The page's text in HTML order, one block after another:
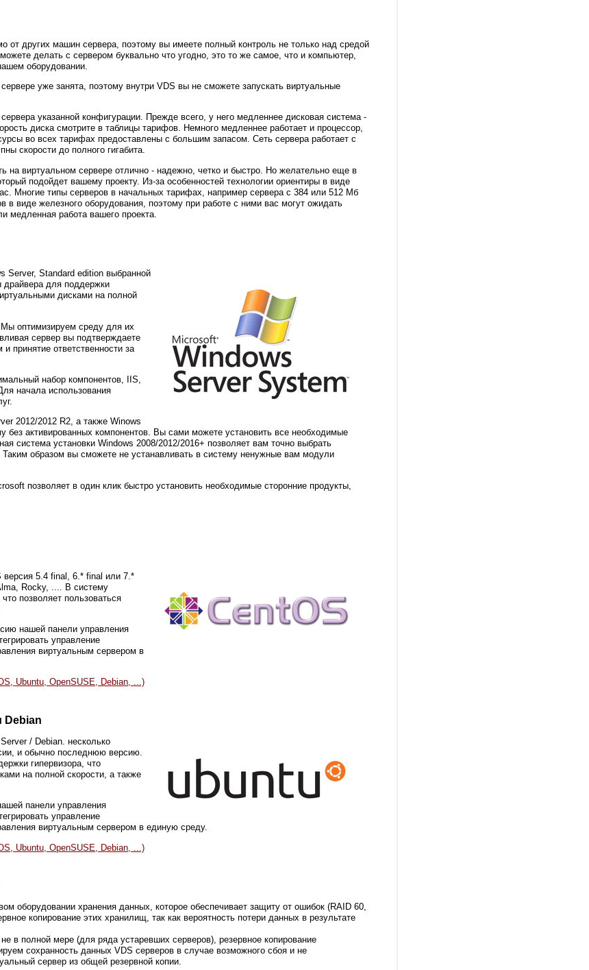
от других машин сервера, поэтому вы имеете полный контроль не только над средой
делать с сервером буквально что угодно, это то же самое, что и компьютер,
оборудовании.
уже занята, поэтому внутри VDS вы не сможете запускать виртуальные
указанной конфигурации. Прежде всего, у него медленнее дисковая система -
диска смотрите в таблицы тарифов. Немного медленнее работает и процессор,
во всех тарифах предоставлены с большим запасом. Сеть сервера работает с
скорости до полного гигабита.
на виртуальном сервере отлично - надежно, четко и быстро. Но желательно еще в
подойдет вашему проекту. Из-за особенностей технологии ориентиры в виде
Многие типы серверов в начальных тарифах, например сервера с 384 или 512 Мб
виде железного оборудования, поэтому при работе с ними вас могут ожидать
медленная работа вашего проекта.
Server, Standard edition выбранной
драйвера для поддержки
дисками на полной
оптимизируем среду для их
сервер вы подтверждаете
принятие ответственности за
набор компонентов, IIS,
начала использования
2012/2012 R2, а также Winows
без активированных компонентов. Вы сами можете установить все необходимые
система установки Windows 2008/2012/2016+ позволяет вам точно выбрать
образом вы сможете не устанавливать в систему ненужные вам модули
позволяет в один клик быстро установить необходимые сторонние продукты,
версия 5.4 final, 6.* final или 7.*
Rocky, .... В систему
позволяет пользоваться
нашей панели управления
управление
виртуальным сервером в
Ubuntu, OpenSUSE, Debian, ...)
Debian
/ Debian. несколько
и обычно последнюю версию.
гипервизора, что
на полной скорости, а также
панели управления
управление
виртуальным сервером в единую среду.
Ubuntu, OpenSUSE, Debian, ...)
оборудовании хранения данных, которое обеспечивает защиту от ошибок (RAID 60,
копирование этих хранилищ, так как вероятность потери данных в результате
в полной мере (для ряда устаревших серверов), резервное копирование
сохранность данных VDS серверов в случае возможного сбоя и не
сервер из общей резервной копии.